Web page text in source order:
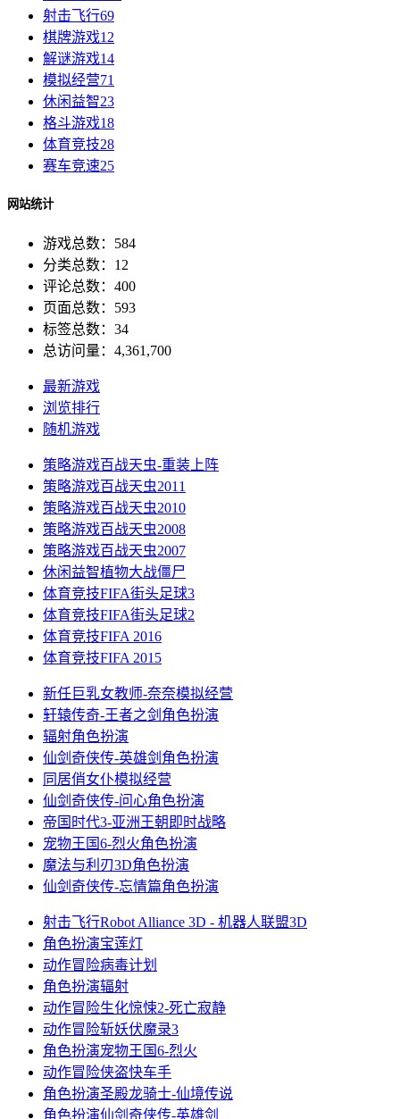
射击飞行69
棋牌游戏12
解谜游戏14
模拟经营71
休闲益智23
格斗游戏18
体育竞技28
赛车竞速25
网站统计
游戏总数：584
分类总数：12
评论总数：400
页面总数：593
标签总数：34
总访问量：4,361,700
最新游戏
浏览排行
随机游戏
策略游戏百战天虫-重装上阵
策略游戏百战天虫2011
策略游戏百战天虫2010
策略游戏百战天虫2008
策略游戏百战天虫2007
休闲益智植物大战僵尸
体育竞技FIFA街头足球3
体育竞技FIFA街头足球2
体育竞技FIFA 2016
体育竞技FIFA 2015
新任巨乳女教师-奈奈模拟经营
轩辕传奇-王者之剑 角色扮演
辐射角色扮演
仙剑奇侠传-英雄剑 角色扮演
同居俏女仆模拟经营
仙剑奇侠传-问心角色扮演
帝国时代3-亚洲王朝 即时战略
宠物王国6-烈火角色扮演
魔法与利刃3D角色扮演
仙剑奇侠传-忘情篇角色扮演
射击飞行Robot Alliance 3D - 机器人联盟3D
角色扮演宝莲灯
动作冒险病毒计划
角色扮演辐射
动作冒险生化惊悚2-死亡寂静
动作冒险斩妖伏魔录3
角色扮演宠物王国6-烈火
动作冒险侠盗快车手
角色扮演圣殿龙骑士-仙境传说
角色扮演仙剑奇侠传-英雄剑